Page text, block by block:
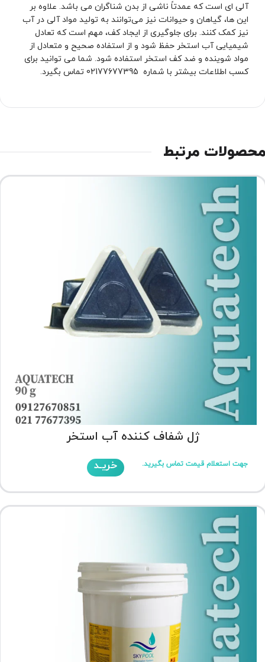
آلی ای است که عمدتاً ناشی از بدن شناگران می باشد. علاوه بر
این ها، گیاهان و حیوانات نیز می‌توانند به تولید مواد آلی در آب
نیز کمک کنند. برای جلوگیری از ایجاد کف، مهم است که تعادل
شیمیایی آب استخر حفظ شود و از استفاده صحیح و متعادل از
مواد شوینده و ضد کف استخر استفاده شود. شما می توانید برای
کسب اطلاعات بیشتر با شماره 02177677395 تماس بگیرد.
مرتبط
ژل شفاف کننده آب استخر
جهت استعلام قیمت تماس بگیرید. خریـد